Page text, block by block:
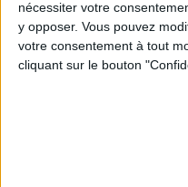
nécessiter votre
y opposer. Vous pouvez
votre consentement à tout
cliquant sur le bouton